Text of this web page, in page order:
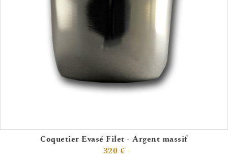
Coquetier Evasé Filet - Argent massif
320 €